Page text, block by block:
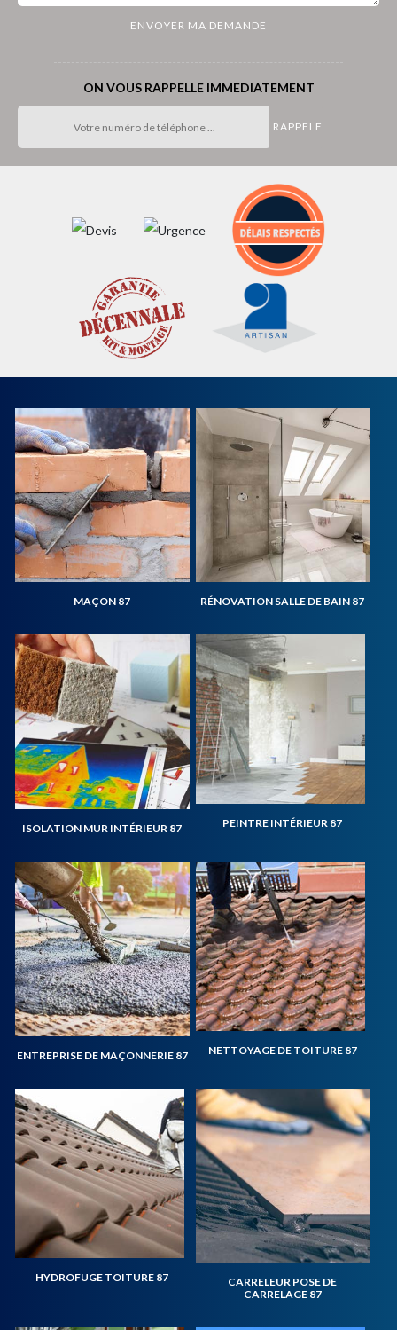
ON VOUS RAPPELLE IMMEDIATEMENT
MAÇON 87 RÉNOVATION SALLE DE BAIN 87
ISOLATION MUR INTÉRIEUR 87 PEINTRE INTÉRIEUR 87
ENTREPRISE DE MAÇONNERIE 87 NETTOYAGE DE TOITURE 87
HYDROFUGE TOITURE 87
CARRELEUR POSE DE
CARRELAGE 87